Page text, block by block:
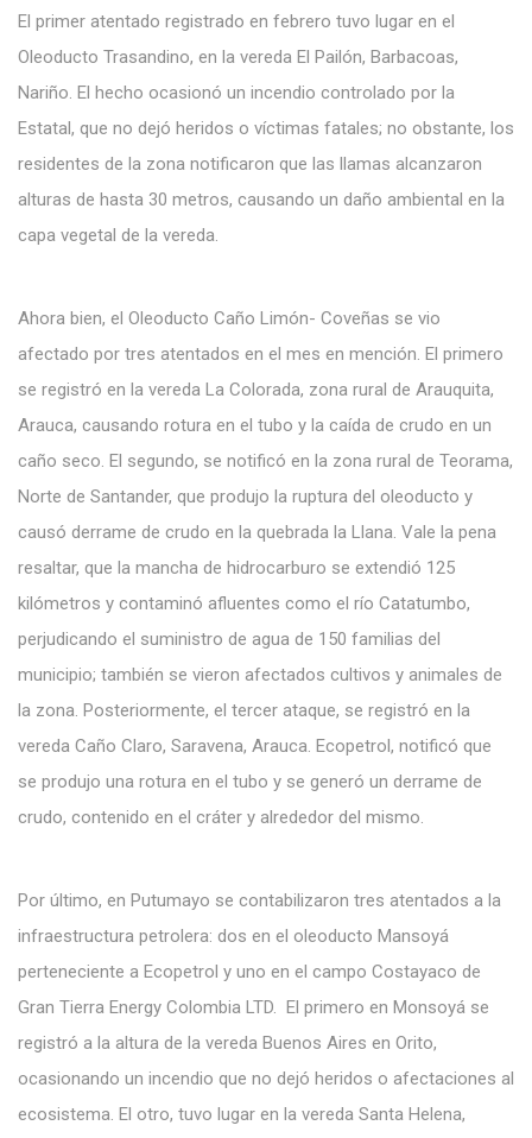
El primer atentado registrado en febrero tuvo lugar en el
Oleoducto Trasandino, en la vereda El Pailón, Barbacoas,
Nariño. El hecho ocasionó un incendio controlado por la
Estatal, que no dejó heridos o víctimas fatales; no obstante, los
residentes de la zona notificaron que las llamas alcanzaron
alturas de hasta 30 metros, causando un daño ambiental en la
capa vegetal de la vereda.
Ahora bien, el Oleoducto Caño Limón- Coveñas se vio
afectado por tres atentados en el mes en mención. El primero
se registró en la vereda La Colorada, zona rural de Arauquita,
Arauca, causando rotura en el tubo y la caída de crudo en un
caño seco. El segundo, se notificó en la zona rural de Teorama,
Norte de Santander, que produjo la ruptura del oleoducto y
causó derrame de crudo en la quebrada la Llana. Vale la pena
resaltar, que la mancha de hidrocarburo se extendió 125
kilómetros y contaminó afluentes como el río Catatumbo,
perjudicando el suministro de agua de 150 familias del
municipio; también se vieron afectados cultivos y animales de
la zona. Posteriormente, el tercer ataque, se registró en la
vereda Caño Claro, Saravena, Arauca. Ecopetrol, notificó que
se produjo una rotura en el tubo y se generó un derrame de
crudo, contenido en el cráter y alrededor del mismo.
Por último, en Putumayo se contabilizaron tres atentados a la
infraestructura petrolera: dos en el oleoducto Mansoyá
perteneciente a Ecopetrol y uno en el campo Costayaco de
Gran Tierra Energy Colombia LTD. El primero en Monsoyá se
registró a la altura de la vereda Buenos Aires en Orito,
ocasionando un incendio que no dejó heridos o afectaciones al
ecosistema. El otro, tuvo lugar en la vereda Santa Helena,